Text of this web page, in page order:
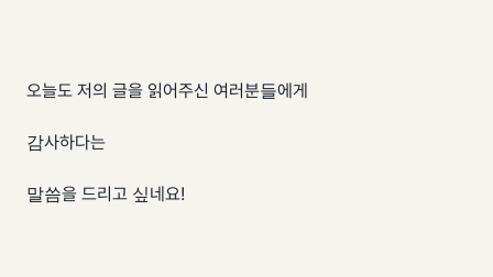
오늘도 저의 글을 읽어주신 여러분들에게
감사하다는
말씀을 드리고 싶네요!